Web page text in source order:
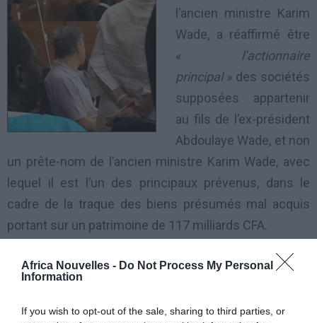
Africa Nouvelles - Do Not Process My Personal
Information
If you wish to opt-out of the sale, sharing to third parties, or
l’ancien ministre Karim
Wade, a réaffirmé être
« l’actionnaire
principal» des sociétés
supposées appartenir
au fils de l’ex-président
Abdoulaye Wade, et non
un prête-nom de l’ancien ministre Karim Wade, avec
lequel il est l’un des principaux prévenus, dans le
cadre de la traque des biens présumés mal acquis
portant sur un patrimoine de 117 milliards CFA.
Les questions de la CREI avaient porté sur la
constitution du capital et la gestion de sociétés telles
qu’Aviation Handling Services (AHS), Harstand et